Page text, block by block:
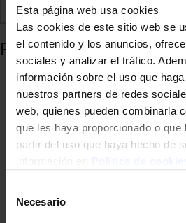
Esta página web usa cookies
Las cookies de este sitio web se
el contenido y los anuncios,
sociales y analizar el tráfico.
información sobre el uso que
nuestros partners de redes
web, quienes pueden combinarla
que les haya proporcionado o que
partir del uso que haya hecho de
Necesario
Añadir a favoritos
Productos